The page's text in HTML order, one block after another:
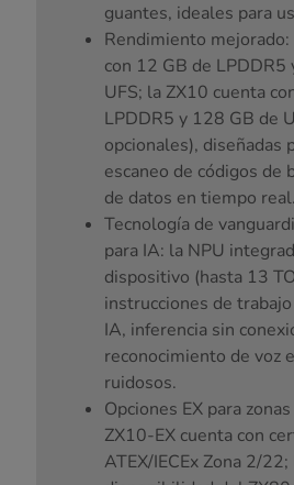
guantes, ideales para
Rendimiento
con 12 GB de LPDDR5
UFS; la ZX10 cuenta
LPDDR5 y 128 GB de
opcionales), diseñadas
escaneo de códigos de
de datos en tiempo real.
Tecnología de
para IA: la NPU
dispositivo (hasta 13
instrucciones de
IA, inferencia sin
reconocimiento de voz
ruidosos.
Opciones EX para
ZX10-EX cuenta con
ATEX/IECEx Zona 2/22;